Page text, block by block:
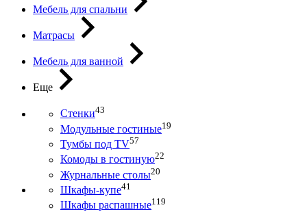
Мебель для спальни
Матрасы
Мебель для ванной
Еще
Стенки43
Модульные гостиные19
Тумбы под ТV57
Комоды в гостиную22
Журнальные столы20
Шкафы-купе41
Шкафы распашные119